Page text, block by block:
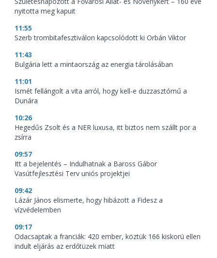
nyitotta meg kapuit
11:55
Szerb trombitafesztiválon kapcsolódott ki Orbán Viktor
11:43
Bulgária lett a mintaország az energia tárolásában
11:01
Ismét fellángolt a vita arról, hogy kell-e duzzasztómű a
Dunára
10:26
Hegedűs Zsolt és a NER luxusa, itt biztos nem szállt por a
zsírra
09:57
Itt a bejelentés – Indulhatnak a Baross Gábor
Vasútfejlesztési Terv uniós projektjei
09:42
Lázár János elismerte, hogy hibázott a Fidesz a
vízvédelemben
09:17
Odacsaptak a franciák: 420 ember, köztük 166 kiskorú ellen
indult eljárás az erdőtüzek miatt